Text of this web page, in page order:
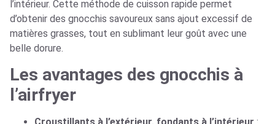
l’intérieur. Cette méthode de cuisson rapide permet
d’obtenir des gnocchis savoureux sans ajout excessif de
matières grasses, tout en sublimant leur goût avec une
belle dorure.
Les avantages des gnocchis à
l’airfryer